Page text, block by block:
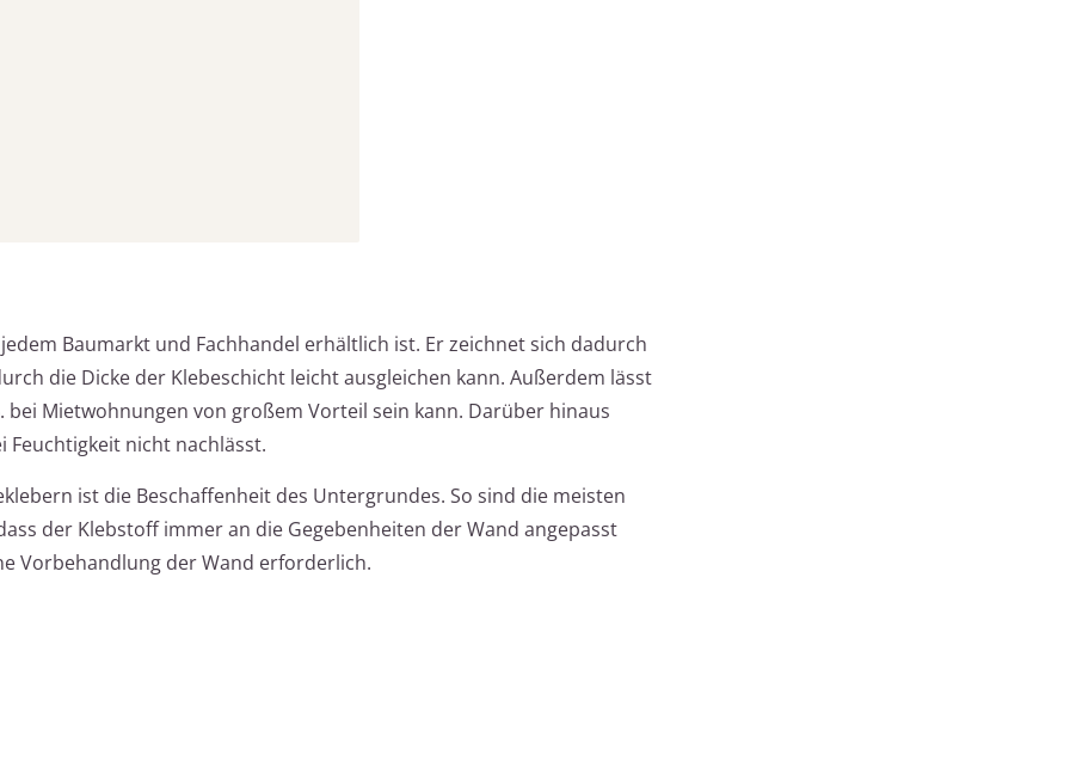
Baumarkt und Fachhandel erhältlich ist. Er zeichnet sich dadurch
die Dicke der Klebeschicht leicht ausgleichen kann. Außerdem lässt
bei Mietwohnungen von großem Vorteil sein kann. Darüber hinaus
Feuchtigkeit nicht nachlässt.
ist die Beschaffenheit des Untergrundes. So sind die meisten
der Klebstoff immer an die Gegebenheiten der Wand angepasst
Vorbehandlung der Wand erforderlich.